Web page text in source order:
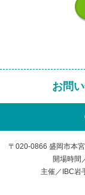
お問
〒020-0866 盛岡市本
開場時間
主催／IBC